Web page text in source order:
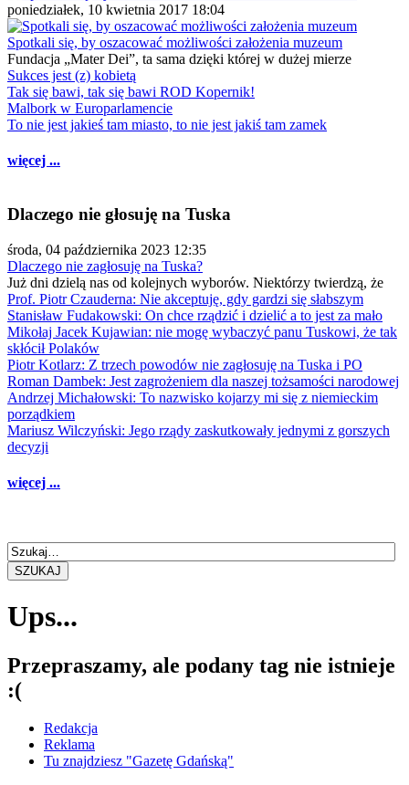
poniedziałek, 10 kwietnia 2017 18:04
Spotkali się, by oszacować możliwości założenia muzeum
Fundacja „Mater Dei”, ta sama dzięki której w dużej mierze
Sukces jest (z) kobietą
Tak się bawi, tak się bawi ROD Kopernik!
Malbork w Europarlamencie
To nie jest jakieś tam miasto, to nie jest jakiś tam zamek
więcej ...
Dlaczego nie głosuję na Tuska
środa, 04 października 2023 12:35
Dlaczego nie zagłosuję na Tuska?
Już dni dzielą nas od kolejnych wyborów. Niektórzy twierdzą, że
Prof. Piotr Czauderna: Nie akceptuję, gdy gardzi się słabszym
Stanisław Fudakowski: On chce rządzić i dzielić a to jest za mało
Mikołaj Jacek Kujawian: nie mogę wybaczyć panu Tuskowi, że tak
skłócił Polaków
Piotr Kotlarz: Z trzech powodów nie zagłosuję na Tuska i PO
Roman Dambek: Jest zagrożeniem dla naszej tożsamości narodowej
Andrzej Michałowski: To nazwisko kojarzy mi się z niemieckim
porządkiem
Mariusz Wilczyński: Jego rządy zaskutkowały jednymi z gorszych
decyzji
więcej ...
SZUKAJ
Ups...
Przepraszamy, ale podany tag nie istnieje
:(
Redakcja
Reklama
Tu znajdziesz "Gazetę Gdańską"